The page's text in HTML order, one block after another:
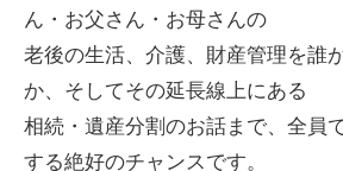
ん・お父さん・お母さんの
老後の生活、介護、財産管理を誰
か、そしてその延長線上にある
相続・遺産分割のお話まで、全員
する絶好のチャンスです。